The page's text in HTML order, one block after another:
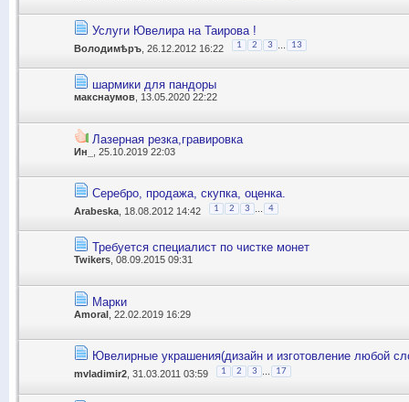
Услуги Ювелира на Таирова !
Володимѣръ , 26.12.2012 16:22 1 2 3 13
шармики для пандоры
макснаумов , 13.05.2020 22:22
Лазерная резка,гравировка
Ин_ , 25.10.2019 22:03
Серебро, продажа, скупка, оценка.
Arabeska , 18.08.2012 14:42 1 2 3 4
Требуется специалист по чистке монет
Twikers, 08.09.2015 09:31
Марки
Amoral , 22.02.2019 16:29
Ювелирные украшения(дизайн и изготовление любой
mvladimir2 , 31.03.2011 03:59 1 2 3 17